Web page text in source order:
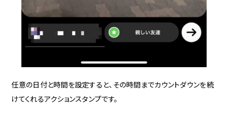
任意の日付と時間を設定すると、その時間までカウントダウンを続
けてくれるアクションスタンプです。